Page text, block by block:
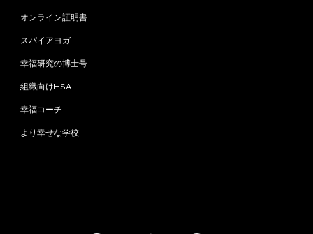
オンライン証明書
スパイアヨガ
幸福研究の博士号
組織向けHSA
幸福コーチ
より幸せな学校